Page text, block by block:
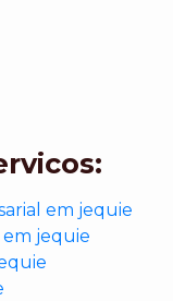
em jequie
jequie